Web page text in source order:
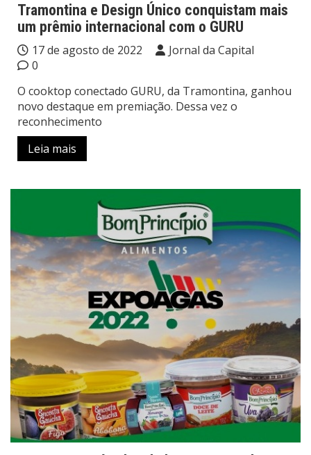
Tramontina e Design Único conquistam mais
um prêmio internacional com o GURU
17 de agosto de 2022
Jornal da Capital
0
O cooktop conectado GURU, da Tramontina, ganhou
novo destaque em premiação. Dessa vez o
reconhecimento
Leia mais